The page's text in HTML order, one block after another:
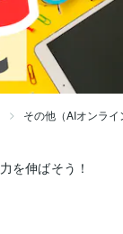
その他（AIオンラ
を伸ばそう！